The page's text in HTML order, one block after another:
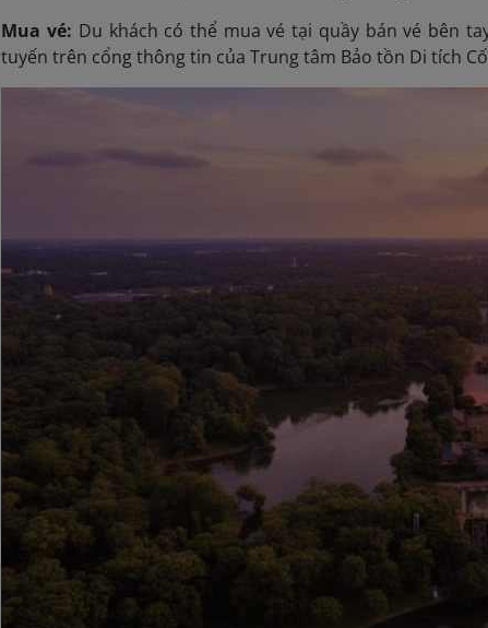
Mua vé: Du khách có thể mua vé tại quầy bán vé bên
tuyến trên cổng thông tin của Trung tâm Bảo tồn Di tích